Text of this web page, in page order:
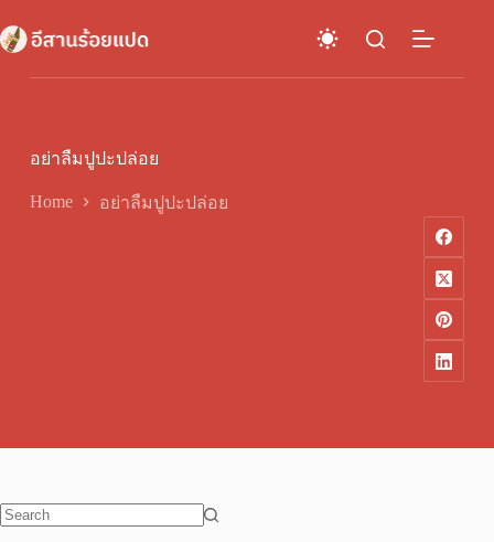
to
content
อย่าลืมปูปะปล่อย
Home อย่าลืมปูปะปล่อย